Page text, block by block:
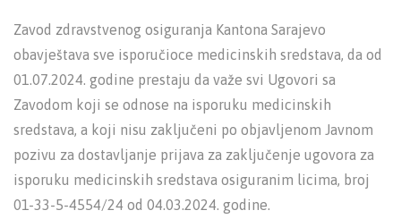
Zavod zdravstvenog osiguranja Kantona Sarajevo
obavještava sve isporučioce medicinskih sredstava, da od
01.07.2024. godine prestaju da važe svi Ugovori sa
Zavodom koji se odnose na isporuku medicinskih
sredstava, a koji nisu zaključeni po objavljenom Javnom
pozivu za dostavljanje prijava za zaključenje ugovora za
isporuku medicinskih sredstava osiguranim licima, broj
01-33-5-4554/24 od 04.03.2024. godine.